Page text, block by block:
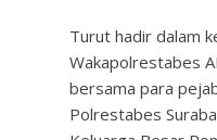
Turut hadir dalam
Wakapolrestabes
bersama para
Polrestabes